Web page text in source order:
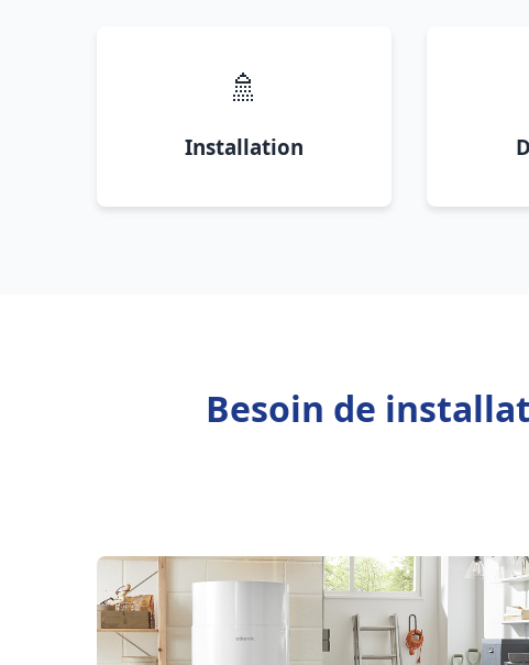
🚿
Installation
Besoin de